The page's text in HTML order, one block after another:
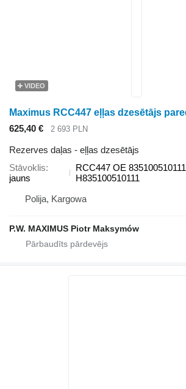
VIDEO
625,40 € 2 693 PLN
Rezerves daļas - eļļas dzesētājs
Stāvoklis
jauns
RCC447 OE 835100510111
H835100510111
Polija, Kargowa
P.W. MAXIMUS Piotr Maksymów